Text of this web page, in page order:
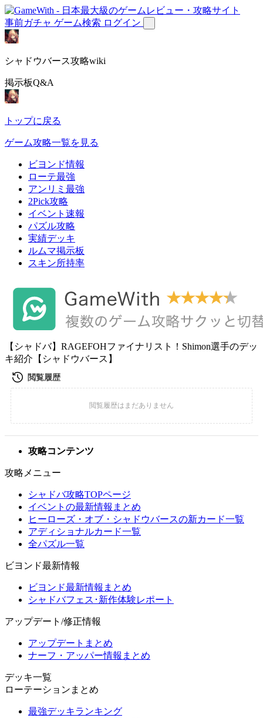
事前ガチャ ゲーム検索 ログイン
シャドウバース攻略wiki
掲示板Q&A
トップに戻る
ゲーム攻略一覧を見る
ビヨンド情報
ローテ最強
アンリミ最強
2Pick攻略
イベント速報
パズル攻略
実績デッキ
ルムマ掲示板
スキン所持率
【シャドバ】RAGEFOHファイナリスト！Shimon選手のデッ
キ紹介【シャドウバース】
攻略コンテンツ
攻略メニュー
シャドバ攻略TOPページ
イベントの最新情報まとめ
ヒーローズ・オブ・シャドウバースの新カード一覧
アディショナルカード一覧
全パズル一覧
ビヨンド最新情報
ビヨンド最新情報まとめ
シャドバフェス･新作体験レポート
アップデート/修正情報
アップデートまとめ
ナーフ・アッパー情報まとめ
デッキ一覧
ローテーションまとめ
最強デッキランキング